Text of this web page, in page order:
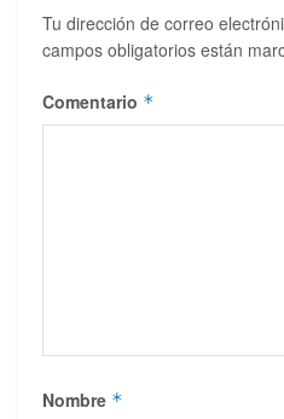
Tu dirección de correo
campos obligatorios están
Comentario *
Nombre *